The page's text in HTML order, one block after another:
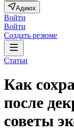
Адиюх
Войти
Войти
Создать резюме
Статьи
Как
после
советы